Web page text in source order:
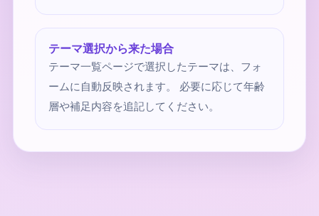
テーマ選択から来た場合
テーマ一覧ページで選択したテーマは、フォ
ームに自動反映されます。 必要に応じて年齢
層や補足内容を追記してください。